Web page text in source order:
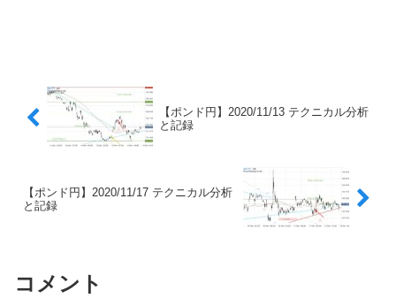
【ポンド円】2020/11/13 テクニカル分析
と記録
【ポンド円】2020/11/17 テクニカル分析
と記録
コメント